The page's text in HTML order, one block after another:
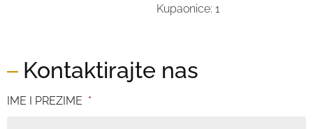
Kupaonice: 1
Kontaktirajte nas
IME I PREZIME *